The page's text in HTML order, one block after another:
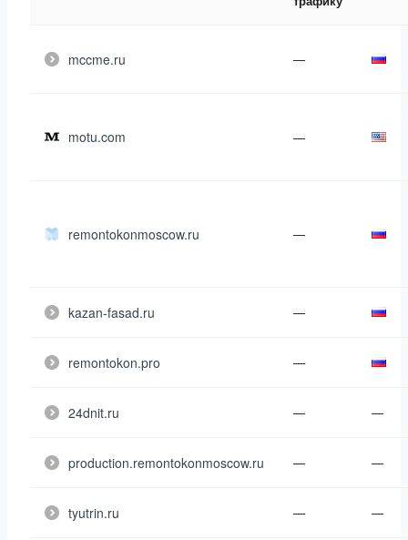
mccme.ru —
motu.com —
remontokonmoscow.ru —
kazan-fasad.ru —
remontokon.pro —
24dnit.ru — —
production.remontokonmoscow.ru — —
tyutrin.ru — —